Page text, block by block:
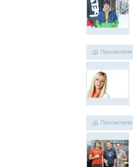
Просмотров
Просмотров